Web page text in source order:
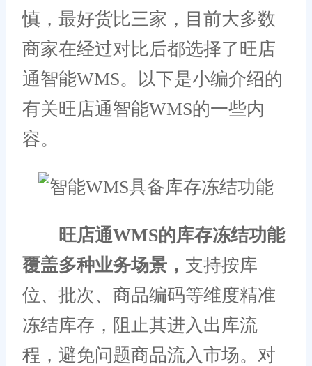
慎，最好货比三家，目前大多数
商家在经过对比后都选择了旺店
通智能WMS。以下是小编介绍的
有关旺店通智能WMS的一些内
容。
旺店通WMS的库存冻结功能
覆盖多种业务场景， 支持按库
位、批次、商品编码等维度精准
冻结库存，阻止其进入出库流
程，避免问题商品流入市场。对